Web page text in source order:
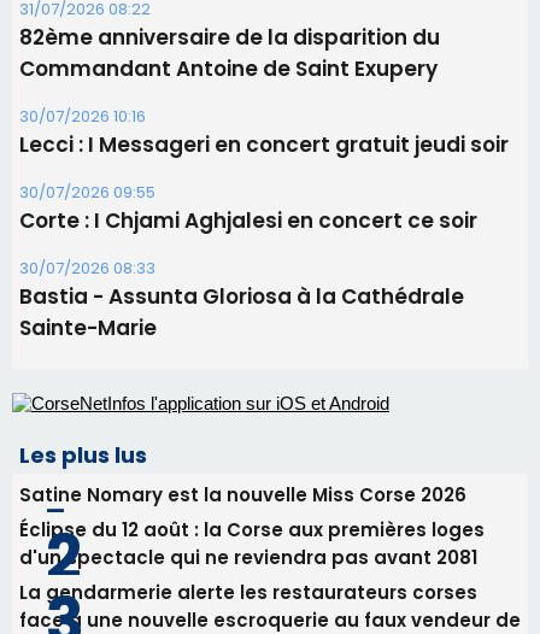
Bastia - Assunta Gloriosa à la Cathédrale
Sainte-Marie
Satine Nomary est la nouvelle Miss Corse 2026
d'un spectacle qui ne reviendra pas avant 2081
La gendarmerie alerte les restaurateurs corses
face à une nouvelle escroquerie au faux vendeur de
Deux jeunes Ajacciens sur la voie de la médecine
En Corse, un début de saison marqué par une
consommation en recul dans les restaurants
Newsletter